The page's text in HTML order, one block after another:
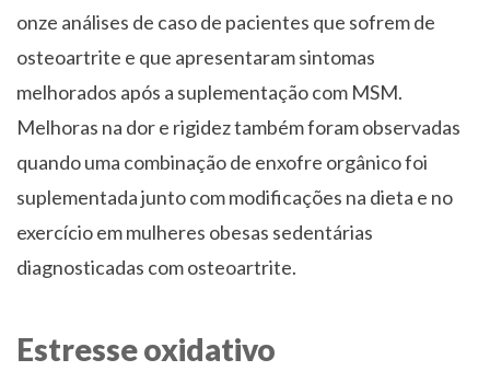
onze análises de caso de pacientes que sofrem de
osteoartrite e que apresentaram sintomas
melhorados após a suplementação com MSM.
Melhoras na dor e rigidez também foram observadas
quando uma combinação de enxofre orgânico foi
suplementada junto com modificações na dieta e no
exercício em mulheres obesas sedentárias
diagnosticadas com osteoartrite.
Estresse oxidativo